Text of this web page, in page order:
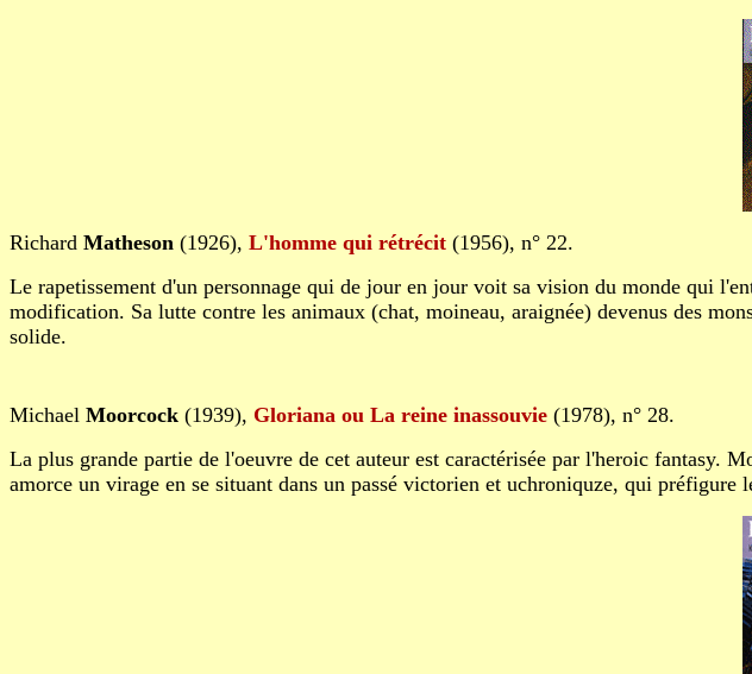
Richard Matheson (1926), L'homme qui rétrécit (1956), n° 22.
Le rapetissement d'un personnage qui de jour en jour voit sa vision du monde qui
modification. Sa lutte contre les animaux (chat, moineau, araignée) devenus des
solide.
Michael Moorcock (1939), Gloriana ou La reine inassouvie (1978), n° 28.
La plus grande partie de l'oeuvre de cet auteur est caractérisée par l'heroic fantasy.
amorce un virage en se situant dans un passé victorien et uchroniquze, qui préfigure